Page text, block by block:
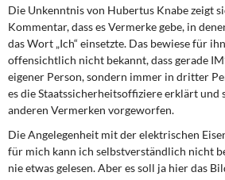
Die Unkenntnis von Hubertus Knabe zeigt
Kommentar, dass es Vermerke gebe, in
das Wort „Ich“ einsetzte. Das bewiese für
offensichtlich nicht bekannt, dass gerade
eigener Person, sondern immer in dritter
es die Staatssi­cherheitsoffiziere erklärt und
anderen Vermerken vorgewor­fen.
Die Angelegenheit mit der elektrischen
für mich kann ich selbstverständlich nicht
nie etwas gelesen. Aber es soll ja hier das